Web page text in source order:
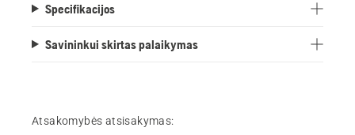
Specifikacijos
Savininkui skirtas palaikymas
Atsakomybės atsisakymas: